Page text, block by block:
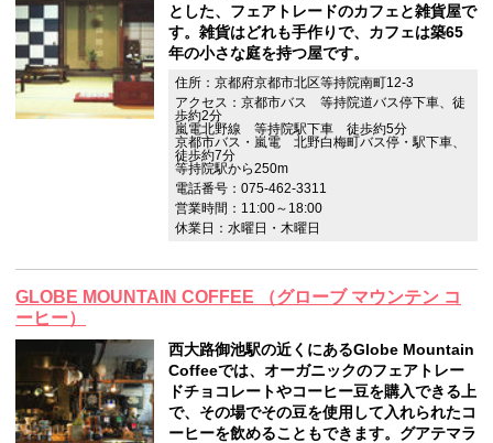
とした、フェアトレードのカフェと雑貨屋で
す。雑貨はどれも手作りで、カフェは築65
年の小さな庭を持つ屋です。
住所：京都府京都市北区等持院南町12-3
アクセス：京都市バス 等持院道バス停下車、徒
歩約2分
嵐電北野線 等持院駅下車 徒歩約5分
京都市バス・嵐電 北野白梅町バス停・駅下車、
徒歩約7分
等持院駅から250m
電話番号：075-462-3311
営業時間：11:00～18:00
休業日：水曜日・木曜日
GLOBE MOUNTAIN COFFEE （グローブ マウンテン コ
ーヒー）
西大路御池駅の近くにあるGlobe Mountain
Coffeeでは、オーガニックのフェアトレー
ドチョコレートやコーヒー豆を購入できる上
で、その場でその豆を使用して入れられたコ
ーヒーを飲めることもできます。グアテマラ